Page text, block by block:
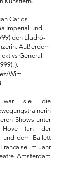
Carlos
Imperial und
den Lladró-
Außerdem
General
. ).
Wim
war sie die
Shows unter
(an der
und dem Ballett
im Jahr
Amsterdam